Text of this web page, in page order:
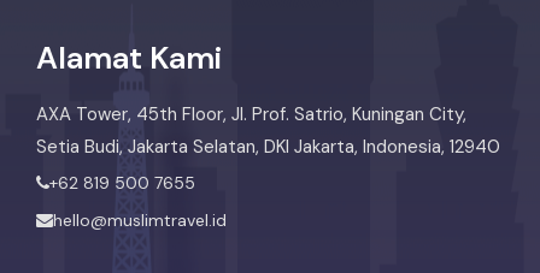
Alamat Kami
AXA Tower, 45th Floor, Jl. Prof. Satrio, Kuningan City,
Setia Budi, Jakarta Selatan, DKI Jakarta, Indonesia, 12940
+62 819 500 7655
hello@muslimtravel.id